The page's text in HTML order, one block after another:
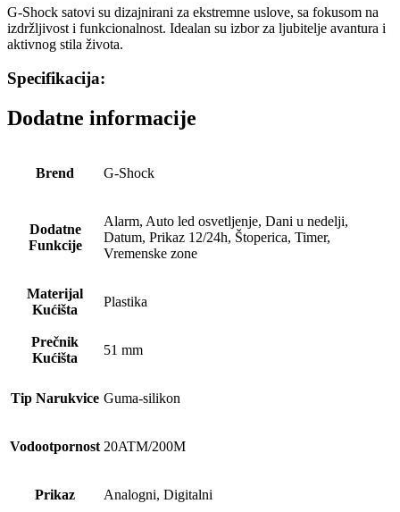
G-Shock satovi su dizajnirani za ekstremne uslove, sa fokusom na
izdržljivost i funkcionalnost. Idealan su izbor za ljubitelje avantura i
aktivnog stila života.
Specifikacija:
Dodatne informacije
Brend G-Shock
Dodatne
Funkcije
Alarm, Auto led osvetljenje, Dani u nedelji,
Datum, Prikaz 12/24h, Štoperica, Timer,
Vremenske zone
Materijal
Kućišta
Plastika
Prečnik
Kućišta
51 mm
Tip Narukvice Guma-silikon
Vodootpornost 20ATM/200M
Prikaz Analogni, Digitalni